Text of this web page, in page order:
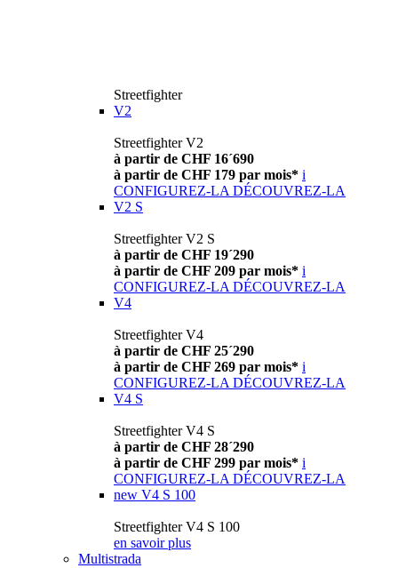
Streetfighter
V2
Streetfighter V2
à partir de CHF 16´690
à partir de CHF 179 par mois* i
CONFIGUREZ-LA DÉCOUVREZ-LA
V2 S
Streetfighter V2 S
à partir de CHF 19´290
à partir de CHF 209 par mois* i
CONFIGUREZ-LA DÉCOUVREZ-LA
V4
Streetfighter V4
à partir de CHF 25´290
à partir de CHF 269 par mois* i
CONFIGUREZ-LA DÉCOUVREZ-LA
V4 S
Streetfighter V4 S
à partir de CHF 28´290
à partir de CHF 299 par mois* i
CONFIGUREZ-LA DÉCOUVREZ-LA
new V4 S 100
Streetfighter V4 S 100
en savoir plus
Multistrada